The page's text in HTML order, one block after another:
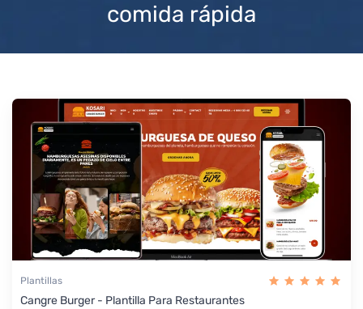
comida rápida
Plantillas
Cangre Burger - Plantilla Para Restaurantes